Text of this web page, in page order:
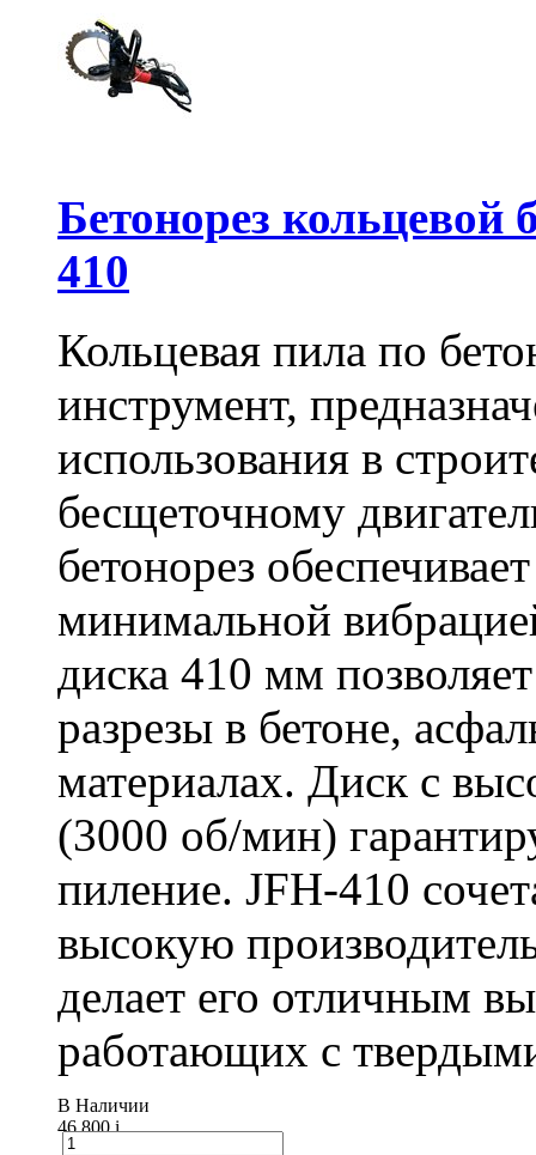
Бетонорез
410
Кольцевая пила по
инструмент,
использования в
бесщеточному
бетонорез
минимальной
диска 410 мм
разрезы в бетоне,
материалах. Диск с
(3000 об/мин)
пиление. JFH-410
высокую
делает его отличным
работающих с
В Наличии
46 800i